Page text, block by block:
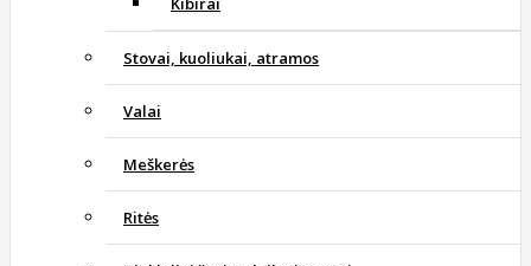
Stovai, kuoliukai, atramos
Valai
Meškerės
Ritės